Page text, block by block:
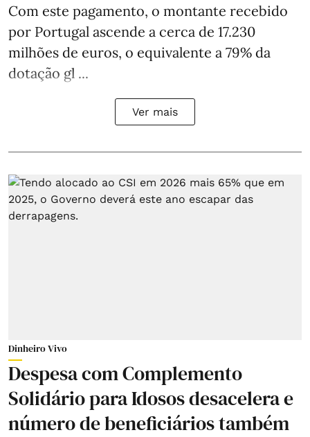
Com este pagamento, o montante recebido
por Portugal ascende a cerca de 17.230
milhões de euros, o equivalente a 79% da
dotação gl ...
Ver mais
Dinheiro Vivo
Despesa com Complemento
Solidário para Idosos desacelera e
número de beneficiários também